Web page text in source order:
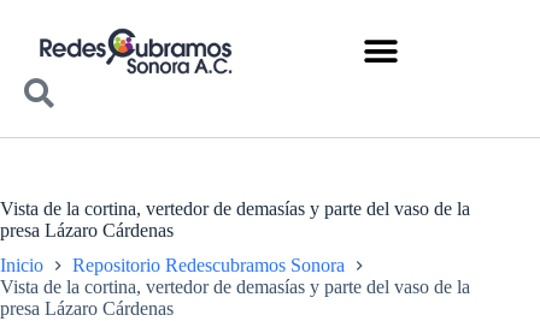
Vista de la cortina, vertedor de demasías y parte del vaso de la
presa Lázaro Cárdenas
Inicio
Repositorio Redescubramos Sonora
Vista de la cortina, vertedor de demasías y parte del vaso de la
presa Lázaro Cárdenas